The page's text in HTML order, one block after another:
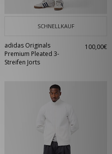
SCHNELLKAUF
adidas Originals
Premium Pleated 3-
Streifen Jorts
100,00€